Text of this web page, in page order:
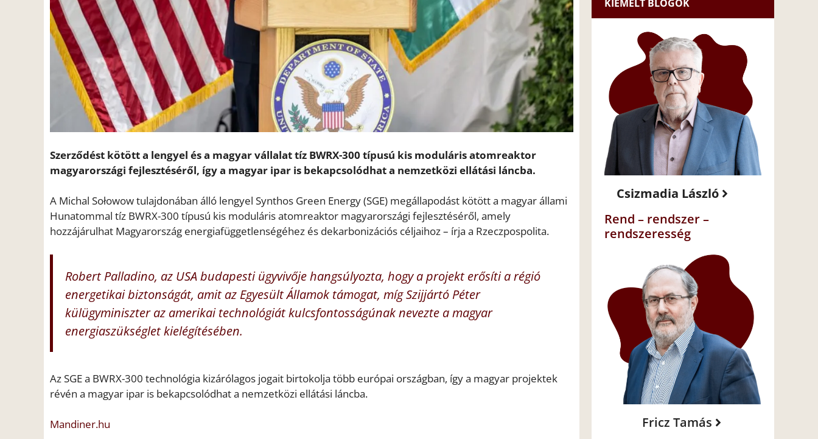
Szerződést kötött a lengyel és a magyar vállalat tíz BWRX-300 típusú kis moduláris atomreaktor
magyarországi fejlesztéséről, így a magyar ipar is bekapcsolódhat a nemzetközi ellátási láncba.
A Michal Sołowow tulajdonában álló lengyel Synthos Green Energy (SGE) megállapodást kötött a magyar állami
Hunatommal tíz BWRX-300 típusú kis moduláris atomreaktor magyarországi fejlesztéséről, amely
hozzájárulhat Magyarország energiafüggetlenségéhez és dekarbonizációs céljaihoz – írja a Rzeczpospolita.
Robert Palladino, az USA budapesti ügyvivője hangsúlyozta, hogy a projekt erősíti a régió
energetikai biztonságát, amit az Egyesült Államok támogat, míg Szijjártó Péter
külügyminiszter az amerikai technológiát kulcsfontosságúnak nevezte a magyar
energiaszükséglet kielégítésében.
Az SGE a BWRX-300 technológia kizárólagos jogait birtokolja több európai országban, így a magyar projektek
révén a magyar ipar is bekapcsolódhat a nemzetközi ellátási láncba.
Mandiner.hu
KIEMELT BLOGOK
Csizmadia László
Rend – rendszer –
rendszeresség
Fricz Tamás